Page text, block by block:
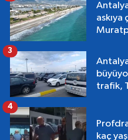
askıya
trafik,
3
kaç
4